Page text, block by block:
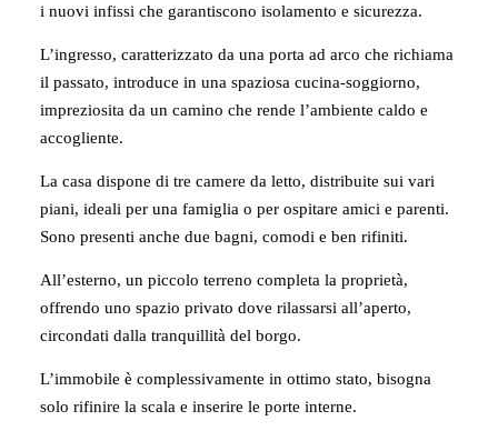
i nuovi infissi che garantiscono isolamento e sicurezza.
L’ingresso, caratterizzato da una porta ad arco che richiama
il passato, introduce in una spaziosa cucina-soggiorno,
impreziosita da un camino che rende l’ambiente caldo e
accogliente.
La casa dispone di tre camere da letto, distribuite sui vari
piani, ideali per una famiglia o per ospitare amici e parenti.
Sono presenti anche due bagni, comodi e ben rifiniti.
All’esterno, un piccolo terreno completa la proprietà,
offrendo uno spazio privato dove rilassarsi all’aperto,
circondati dalla tranquillità del borgo.
L’immobile è complessivamente in ottimo stato, bisogna
solo rifinire la scala e inserire le porte interne.